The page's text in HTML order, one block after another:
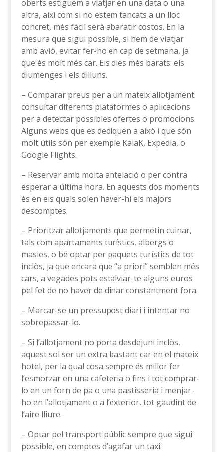
oberts estiguem a viatjar en una data o una
altra, així com si no estem tancats a un lloc
concret, més fàcil serà abaratir costos. En la
mesura que sigui possible, si hem de viatjar
amb avió, evitar fer-ho en cap de setmana, ja
que és molt més car. Els dies més barats: els
diumenges i els dilluns.
– Comparar preus per a un mateix allotjament:
consultar diferents plataformes o aplicacions
per a detectar possibles ofertes o promocions.
Alguns webs que es dediquen a això i que són
molt útils són per exemple KaiaK, Expedia, o
Google Flights.
– Reservar amb molta antelació o per contra
esperar a última hora. En aquests dos moments
és en els quals solen haver-hi els majors
descomptes.
– Prioritzar allotjaments que permetin cuinar,
tals com apartaments turístics, albergs o
masies, o bé optar per paquets turístics de tot
inclòs, ja que encara que “a priori” semblen més
cars, a vegades pots estalviar-te alguns euros
pel fet de no haver de dinar constantment fora.
– Marcar-se un pressupost diari i intentar no
sobrepassar-lo.
– Si l’allotjament no porta desdejuni inclòs,
aquest sol ser un extra bastant car en el mateix
hotel, per la qual cosa sempre és millor fer
l’esmorzar en una cafeteria o fins i tot comprar-
lo en un forn de pa o una pastisseria i menjar-
ho en l’allotjament o a l’exterior, tot gaudint de
l’aire lliure.
– Optar pel transport públic sempre que sigui
possible, en comptes d’agafar un taxi.